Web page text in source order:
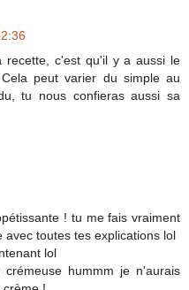
recette, c'est qu'il y a aussi le
peut varier du simple au
tu nous confieras aussi sa
! tu me fais vraiment
toutes tes explications lol
lol
hummm je n'aurais